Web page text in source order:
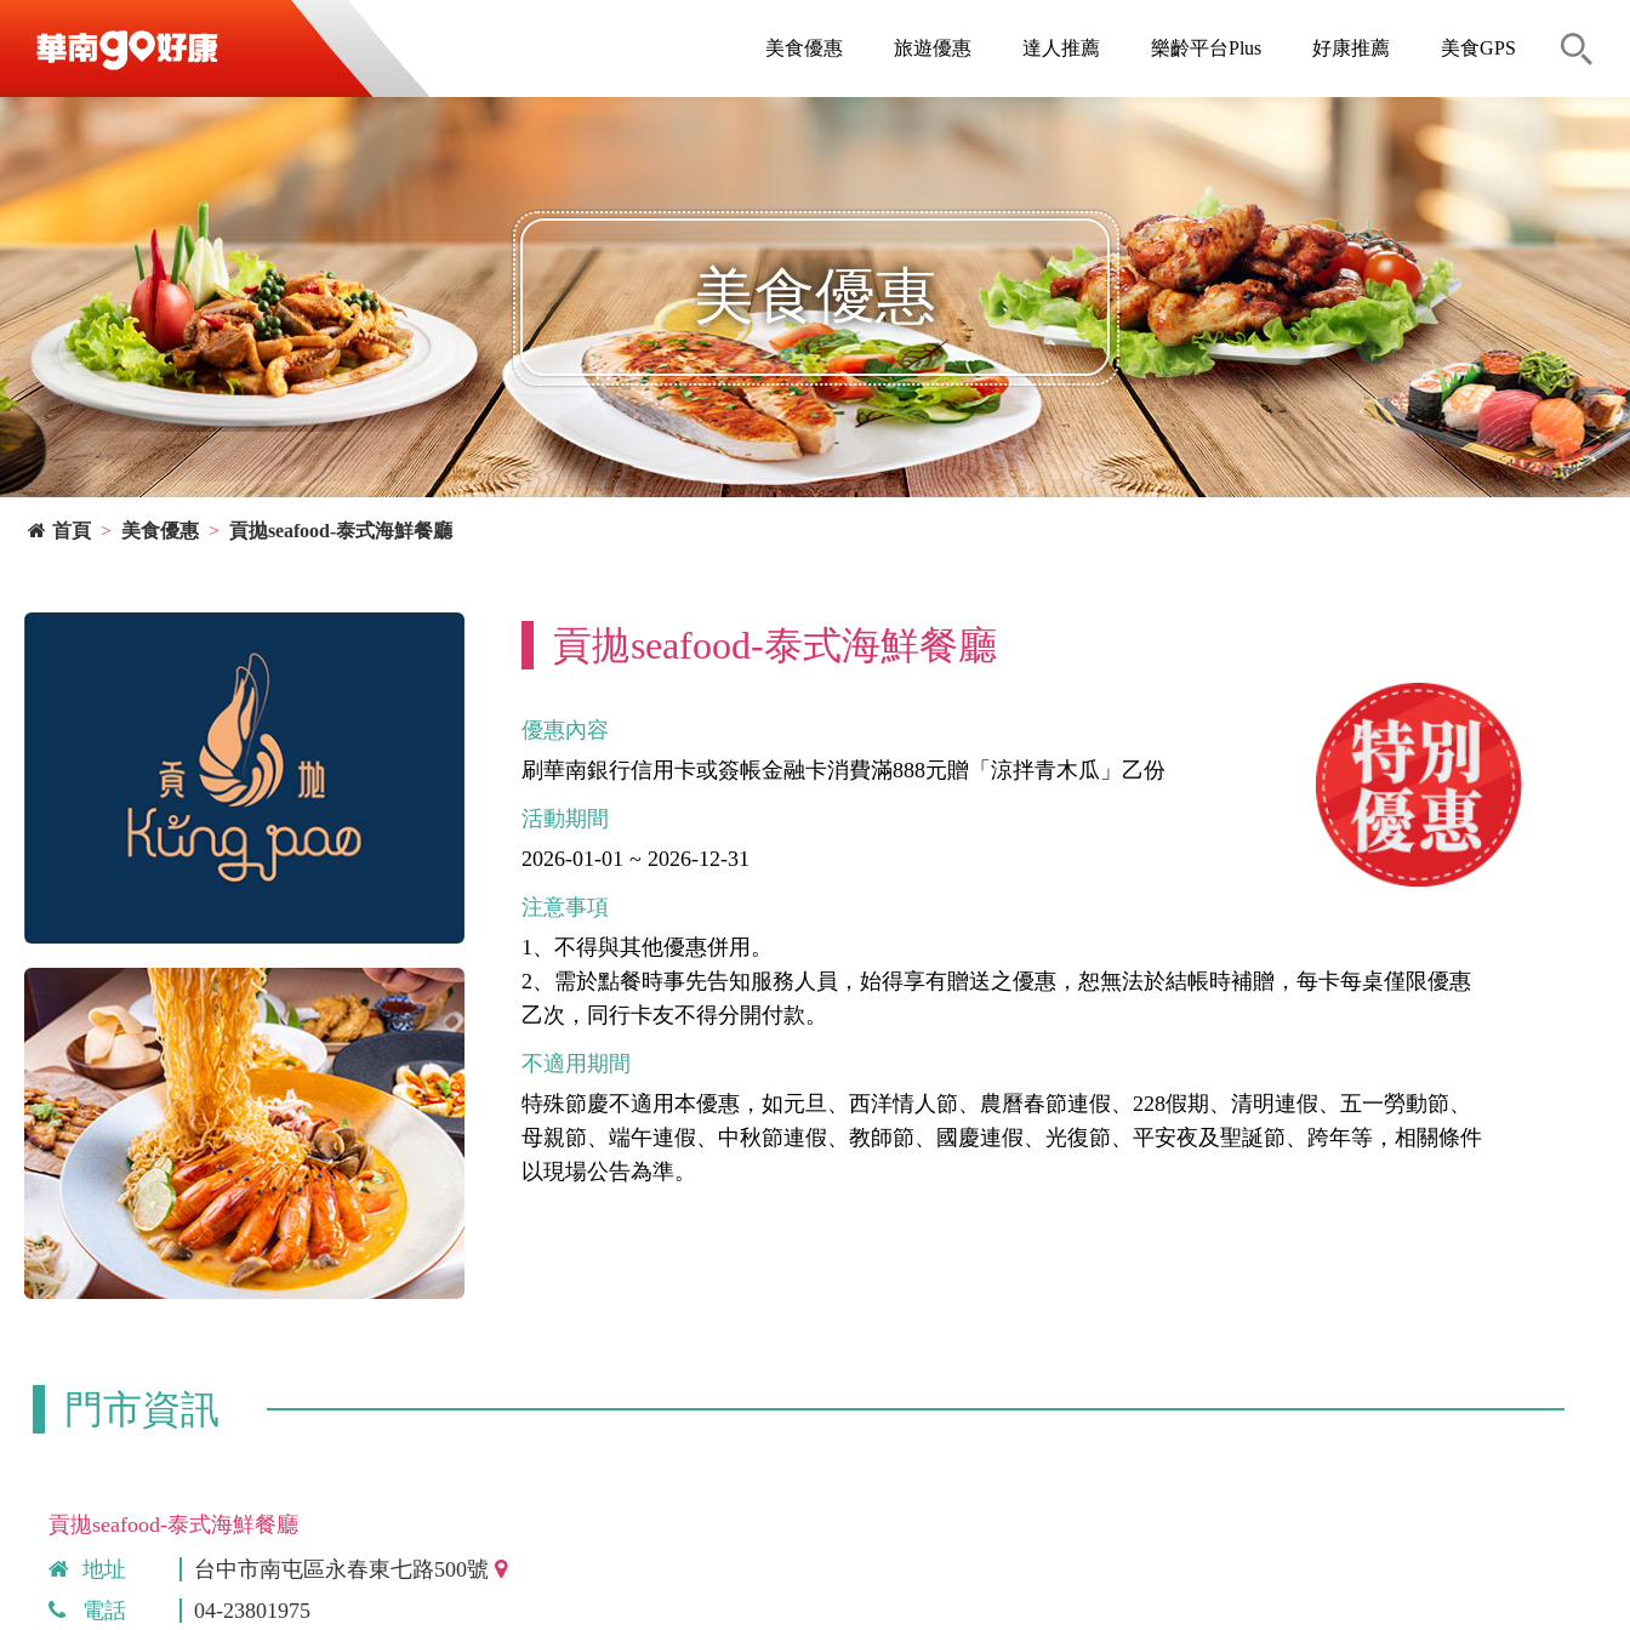
美食優惠 旅遊優惠 達人推薦 樂齡平台Plus 好康推薦 美食GPS
美食優惠
首頁 美食優惠 貢拋seafood-泰式海鮮餐廳
貢拋seafood-泰式海鮮餐廳
優惠內容
刷華南銀行信用卡或簽帳金融卡消費滿888元贈「涼拌青木瓜」乙份
活動期間
2026-01-01 ~ 2026-12-31
注意事項
1、不得與其他優惠併用。
2、需於點餐時事先告知服務人員，始得享有贈送之優惠，恕無法於結帳時補贈，每卡每桌僅限優惠
乙次，同行卡友不得分開付款。
不適用期間
特殊節慶不適用本優惠，如元旦、西洋情人節、農曆春節連假、228假期、清明連假、五一勞動節、
母親節、端午連假、中秋節連假、教師節、國慶連假、光復節、平安夜及聖誕節、跨年等，相關條件
以現場公告為準。
門市資訊
貢拋seafood-泰式海鮮餐廳
地址
台中市南屯區永春東七路500號
電話
04-23801975